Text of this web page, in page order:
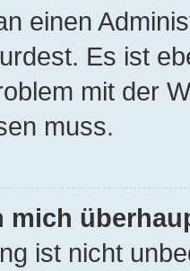
einen
Es ist
mit der
muss.
mich
ist nicht